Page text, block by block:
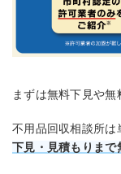
まずは無料下見や無
不用品回収相談所は
下見・見積もりまで